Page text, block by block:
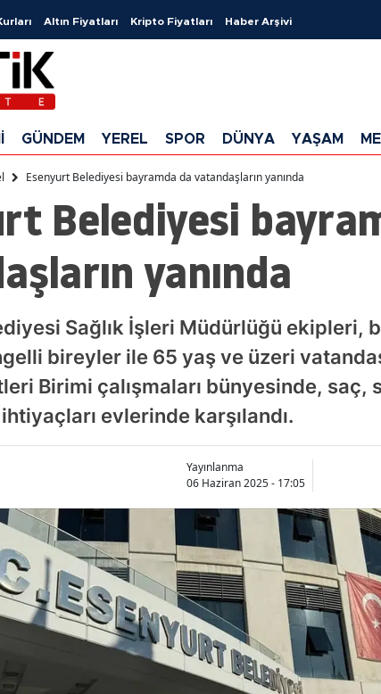
Altın Fiyatları Kripto Fiyatları Haber Arşivi
GÜNDEM YEREL SPOR DÜNYA YAŞAM
Esenyurt Belediyesi bayramda da vatandaşların yanında
Belediyesi
yanında
Sağlık İşleri Müdürlüğü ekipleri,
bireyler ile 65 yaş ve üzeri
Birimi çalışmaları bünyesinde,
evlerinde karşılandı.
Yayınlanma
06 Haziran 2025 - 17:05